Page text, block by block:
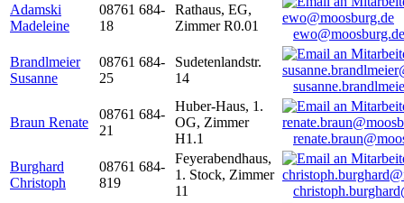
Adamski
Madeleine
08761 684-
18
Rathaus, EG,
Zimmer R0.01
ewo@moosburg.de
Brandlmeier
Susanne
08761 684-
25
Sudetenlandstr.
14
Braun Renate
08761 684-
21
Huber-Haus, 1.
OG, Zimmer
H1.1
Burghard
Christoph
08761 684-
819
Feyerabendhaus,
1. Stock, Zimmer
11